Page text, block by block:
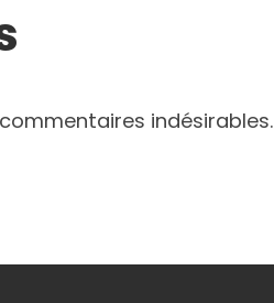
indésirables.